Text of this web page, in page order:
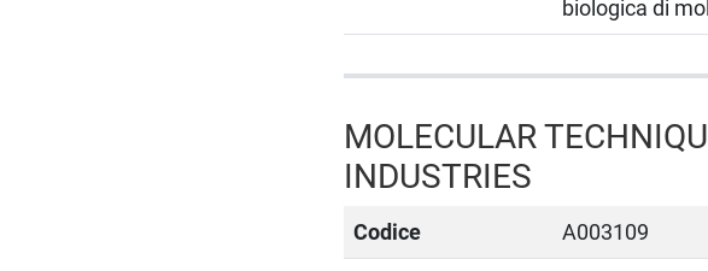
biologica di
MOLECULAR
INDUSTRIES
Codice A003109